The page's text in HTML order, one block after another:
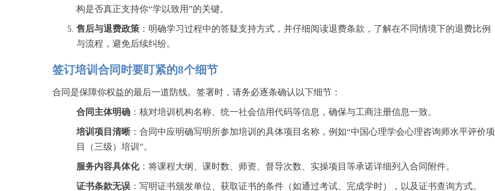
构是否真正支持你“学以致用”的关键。
售后与退费政策 ：明确学习过程中的答疑支持方式，并仔细阅读退费条款，了解在不同情境下的退费比例
与流程，避免后续纠纷。
签订培训合同时要盯紧的8个细节
合同是保障你权益的最后一道防线。签署时，请务必逐条确认以下细节：
合同主体明确 ：核对培训机构名称、统一社会信用代码等信息，确保与工商注册信息一致。
培训项目清晰 ：合同中应明确写明所参加培训的具体项目名称，例如“中国心理学会心理咨询师水平评价项
目（三级）培训”。
服务内容具体化：将课程大纲、课时数、师资、督导次数、实操项目等承诺详细列入合同附件。
证书条款无误 ：写明证书颁发单位、获取证书的条件（如通过考试、完成学时），以及证书查询方式。